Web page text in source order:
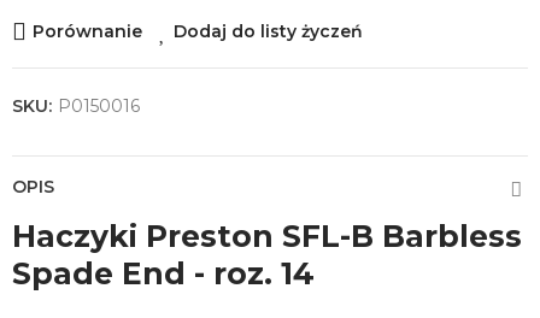
Porównanie Dodaj do listy życzeń
SKU: P0150016
OPIS
Haczyki Preston SFL-B Barbless
Spade End - roz. 14